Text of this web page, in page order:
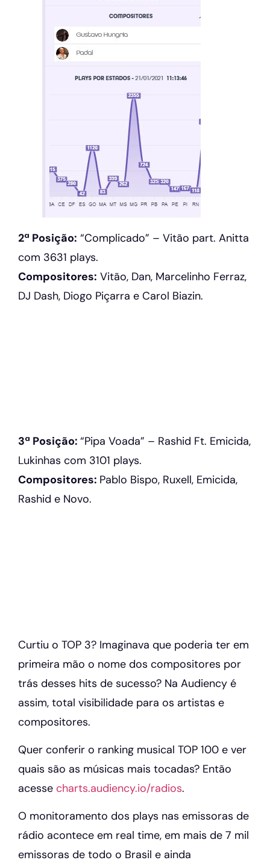
2ª Posição: “Complicado” – Vitão part. Anitta
com 3631 plays.
Compositores: Vitão, Dan, Marcelinho Ferraz,
DJ Dash, Diogo Piçarra e Carol Biazin.
3ª Posição: “Pipa Voada” – Rashid Ft. Emicida,
Lukinhas com 3101 plays.
Compositores: Pablo Bispo, Ruxell, Emicida,
Rashid e Novo.
Curtiu o TOP 3? Imaginava que poderia ter em
primeira mão o nome dos compositores por
trás desses hits de sucesso? Na Audiency é
assim, total visibilidade para os artistas e
compositores.
Quer conferir o ranking musical TOP 100 e ver
quais são as músicas mais tocadas? Então
acesse charts.audiency.io/radios.
O monitoramento dos plays nas emissoras de
rádio acontece em real time, em mais de 7 mil
emissoras de todo o Brasil e ainda